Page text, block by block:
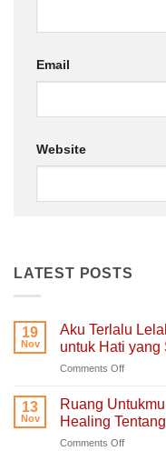
Email
Website
LATEST POSTS
19
Nov
Aku Terlalu
untuk Hati yang
Comments Offon
Terlalu
Untuk
Mengeluh:
13
Nov
Ruang
Healing
Comments Offon